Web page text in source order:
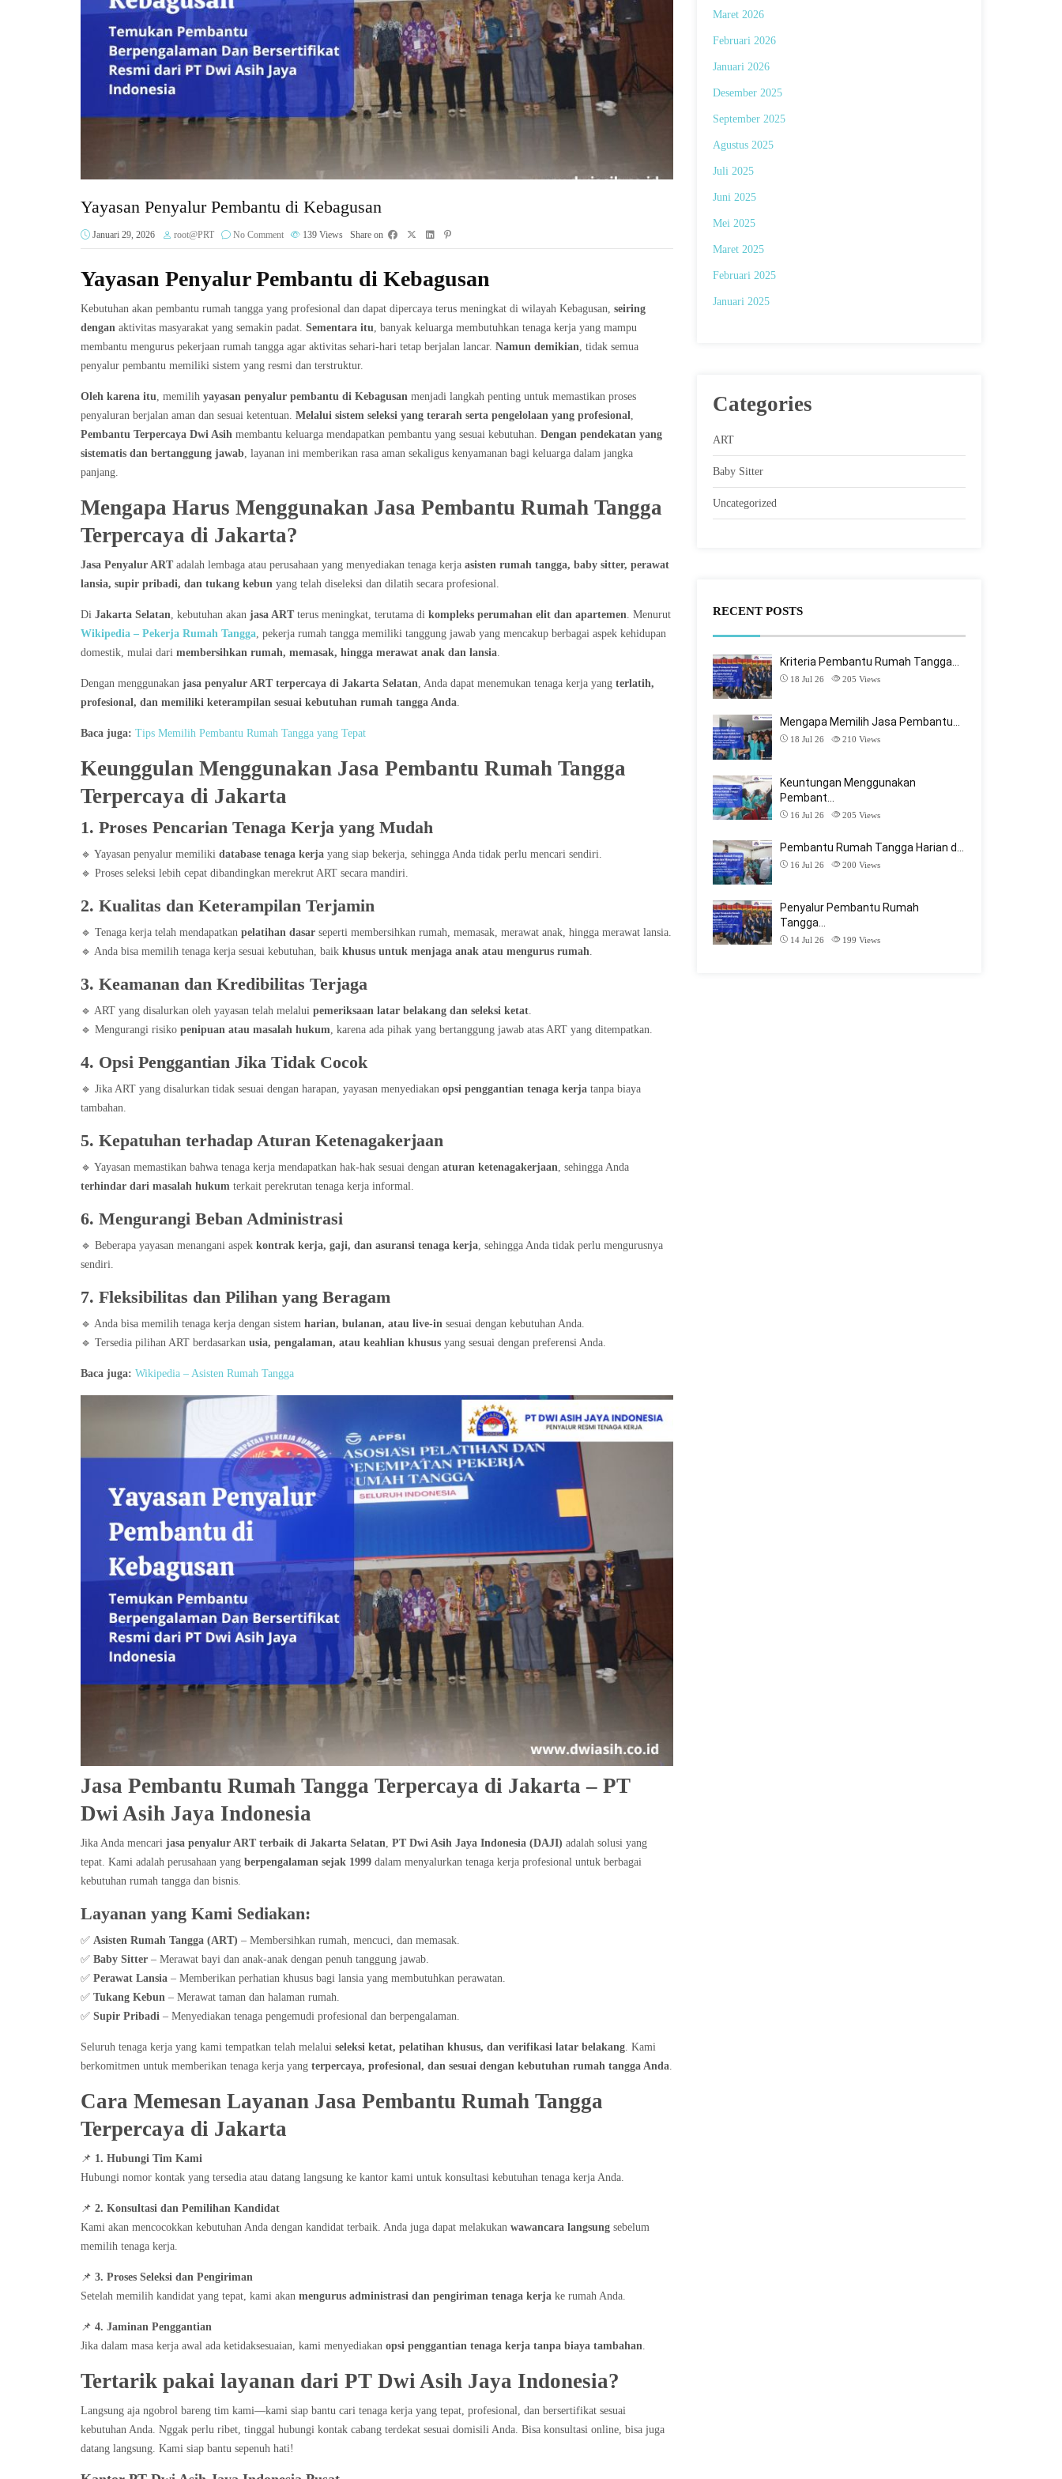
Yayasan Penyalur Pembantu di Kebagusan
Januari 29, 2026 root@PRT No Comment 139 Views Share on
Yayasan Penyalur Pembantu di Kebagusan
Kebutuhan akan pembantu rumah tangga yang profesional dan dapat dipercaya terus meningkat di wilayah Kebagusan, seiring
dengan aktivitas masyarakat yang semakin padat. Sementara itu, banyak keluarga membutuhkan tenaga kerja yang mampu
membantu mengurus pekerjaan rumah tangga agar aktivitas sehari-hari tetap berjalan lancar. Namun demikian, tidak semua
penyalur pembantu memiliki sistem yang resmi dan terstruktur.
Oleh karena itu, memilih yayasan penyalur pembantu di Kebagusan menjadi langkah penting untuk memastikan proses
penyaluran berjalan aman dan sesuai ketentuan. Melalui sistem seleksi yang terarah serta pengelolaan yang profesional,
Pembantu Terpercaya Dwi Asih membantu keluarga mendapatkan pembantu yang sesuai kebutuhan. Dengan pendekatan yang
sistematis dan bertanggung jawab, layanan ini memberikan rasa aman sekaligus kenyamanan bagi keluarga dalam jangka
panjang.
Mengapa Harus Menggunakan Jasa Pembantu Rumah Tangga
Terpercaya di Jakarta?
Jasa Penyalur ART adalah lembaga atau perusahaan yang menyediakan tenaga kerja asisten rumah tangga, baby sitter, perawat
lansia, supir pribadi, dan tukang kebun yang telah diseleksi dan dilatih secara profesional.
Di Jakarta Selatan, kebutuhan akan jasa ART terus meningkat, terutama di kompleks perumahan elit dan apartemen. Menurut
Wikipedia – Pekerja Rumah Tangga, pekerja rumah tangga memiliki tanggung jawab yang mencakup berbagai aspek kehidupan
domestik, mulai dari membersihkan rumah, memasak, hingga merawat anak dan lansia.
Dengan menggunakan jasa penyalur ART terpercaya di Jakarta Selatan, Anda dapat menemukan tenaga kerja yang terlatih,
profesional, dan memiliki keterampilan sesuai kebutuhan rumah tangga Anda.
Baca juga: Tips Memilih Pembantu Rumah Tangga yang Tepat
Keunggulan Menggunakan Jasa Pembantu Rumah Tangga
Terpercaya di Jakarta
1. Proses Pencarian Tenaga Kerja yang Mudah
🔹 Yayasan penyalur memiliki database tenaga kerja yang siap bekerja, sehingga Anda tidak perlu mencari sendiri.
🔹 Proses seleksi lebih cepat dibandingkan merekrut ART secara mandiri.
2. Kualitas dan Keterampilan Terjamin
🔹 Tenaga kerja telah mendapatkan pelatihan dasar seperti membersihkan rumah, memasak, merawat anak, hingga merawat lansia.
🔹 Anda bisa memilih tenaga kerja sesuai kebutuhan, baik khusus untuk menjaga anak atau mengurus rumah.
3. Keamanan dan Kredibilitas Terjaga
🔹 ART yang disalurkan oleh yayasan telah melalui pemeriksaan latar belakang dan seleksi ketat.
🔹 Mengurangi risiko penipuan atau masalah hukum, karena ada pihak yang bertanggung jawab atas ART yang ditempatkan.
4. Opsi Penggantian Jika Tidak Cocok
🔹 Jika ART yang disalurkan tidak sesuai dengan harapan, yayasan menyediakan opsi penggantian tenaga kerja tanpa biaya
tambahan.
5. Kepatuhan terhadap Aturan Ketenagakerjaan
🔹 Yayasan memastikan bahwa tenaga kerja mendapatkan hak-hak sesuai dengan aturan ketenagakerjaan, sehingga Anda
terhindar dari masalah hukum terkait perekrutan tenaga kerja informal.
6. Mengurangi Beban Administrasi
🔹 Beberapa yayasan menangani aspek kontrak kerja, gaji, dan asuransi tenaga kerja, sehingga Anda tidak perlu mengurusnya
sendiri.
7. Fleksibilitas dan Pilihan yang Beragam
🔹 Anda bisa memilih tenaga kerja dengan sistem harian, bulanan, atau live-in sesuai dengan kebutuhan Anda.
🔹 Tersedia pilihan ART berdasarkan usia, pengalaman, atau keahlian khusus yang sesuai dengan preferensi Anda.
Baca juga: Wikipedia – Asisten Rumah Tangga
Jasa Pembantu Rumah Tangga Terpercaya di Jakarta – PT
Dwi Asih Jaya Indonesia
Jika Anda mencari jasa penyalur ART terbaik di Jakarta Selatan PT Dwi Asih Jaya Indonesia (DAJI) adalah solusi yang
tepat. Kami adalah perusahaan yang berpengalaman sejak 1999 dalam menyalurkan tenaga kerja profesional untuk berbagai
kebutuhan rumah tangga dan bisnis.
Layanan yang Kami Sediakan:
✅ Asisten Rumah Tangga (ART) – Membersihkan rumah, mencuci, dan memasak.
✅ Baby Sitter – Merawat bayi dan anak-anak dengan penuh tanggung jawab.
✅ Perawat Lansia – Memberikan perhatian khusus bagi lansia yang membutuhkan perawatan.
✅ Tukang Kebun – Merawat taman dan halaman rumah.
✅ Supir Pribadi – Menyediakan tenaga pengemudi profesional dan berpengalaman.
Seluruh tenaga kerja yang kami tempatkan telah melalui seleksi ketat, pelatihan khusus, dan verifikasi latar belakang . Kami
berkomitmen untuk memberikan tenaga kerja yang terpercaya, profesional, dan sesuai dengan kebutuhan rumah tangga Anda
Cara Memesan Layanan Jasa Pembantu Rumah Tangga
Terpercaya di Jakarta
📌 1. Hubungi Tim Kami
Hubungi nomor kontak yang tersedia atau datang langsung ke kantor kami untuk konsultasi kebutuhan tenaga kerja Anda.
📌 2. Konsultasi dan Pemilihan Kandidat
Kami akan mencocokkan kebutuhan Anda dengan kandidat terbaik. Anda juga dapat melakukan wawancara langsung sebelum
memilih tenaga kerja.
📌 3. Proses Seleksi dan Pengiriman
Setelah memilih kandidat yang tepat, kami akan mengurus administrasi dan pengiriman tenaga kerja ke rumah Anda.
📌 4. Jaminan Penggantian
Jika dalam masa kerja awal ada ketidaksesuaian, kami menyediakan opsi penggantian tenaga kerja tanpa biaya tambahan
Tertarik pakai layanan dari PT Dwi Asih Jaya Indonesia?
Langsung aja ngobrol bareng tim kami—kami siap bantu cari tenaga kerja yang tepat, profesional, dan bersertifikat sesuai
kebutuhan Anda. Nggak perlu ribet, tinggal hubungi kontak cabang terdekat sesuai domisili Anda. Bisa konsultasi online, bisa juga
datang langsung. Kami siap bantu sepenuh hati!
Maret 2026
Februari 2026
Januari 2026
Desember 2025
September 2025
Agustus 2025
Juli 2025
Juni 2025
Mei 2025
Maret 2025
Februari 2025
Januari 2025
Categories
ART
Baby Sitter
Uncategorized
RECENT POSTS
Kriteria Pembantu Rumah Tangga…
18 Jul 26 205 Views
Mengapa Memilih Jasa Pembantu…
18 Jul 26 210 Views
Keuntungan Menggunakan
Pembant…
16 Jul 26 205 Views
Pembantu Rumah Tangga Harian d…
16 Jul 26 200 Views
Penyalur Pembantu Rumah
Tangga…
14 Jul 26 199 Views